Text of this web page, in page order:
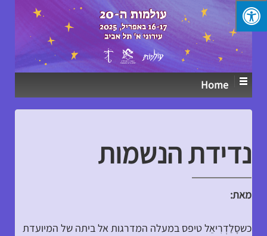
↓
SKIP
TO
CONTENT
Home
נדידת הנשמות
מאת:
כשסָלַדְרִיאֵל טיפס במעלה המדרגות אל ביתה של המיועדת